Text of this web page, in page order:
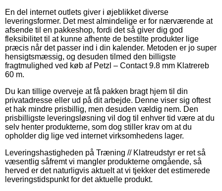
En del internet outlets giver i øjeblikket diverse
leveringsformer. Det mest almindelige er for nærværende at
afsende til en pakkeshop, fordi det så giver dig god
fleksibilitet til at kunne afhente de bestilte produkter lige
præcis når det passer ind i din kalender. Metoden er jo super
hensigtsmæssig, og desuden tilmed den billigste
fragtmulighed ved køb af Petzl – Contact 9.8 mm Klatrereb
60 m.
Du kan tillige overveje at få pakken bragt hjem til din
privatadresse eller ud på dit arbejde. Denne viser sig oftest
et hak mindre prisbillig, men desuden vældig nem. Den
prisbilligste leveringsløsning vil dog til enhver tid være at du
selv henter produkterne, som dog stiller krav om at du
opholder dig lige ved internet virksomhedens lager.
Leveringshastigheden på Træning // Klatreudstyr er ret så
væsentlig såfremt vi mangler produkterne omgående, så
herved er det naturligvis aktuelt at vi tjekker det estimerede
leveringstidspunkt for det aktuelle produkt.